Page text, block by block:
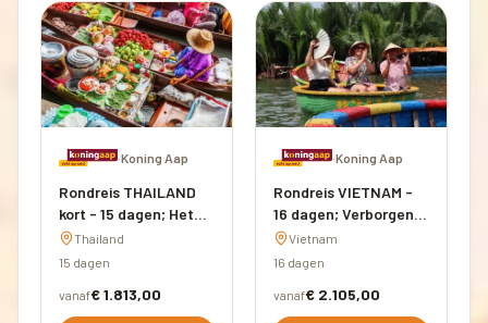
·Koning Aap
Rondreis THAILAND
kort - 15 dagen; Het
'Land van de Glimlach'
Thailand
15 dagen
vanaf€ 1.813,00
·Koning Aap
Rondreis VIETNAM -
16 dagen; Verborgen
charmes
Vietnam
16 dagen
vanaf€ 2.105,00